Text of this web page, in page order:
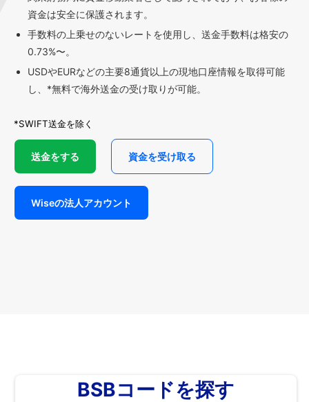
資金は安全に保護されます。
手数料の上乗せのないレートを使用し、送金手数料は格安の
0.73%〜。
USDやEURなどの主要8通貨以上の現地口座情報を取得可能
し、*無料で海外送金の受け取りが可能。
*SWIFT送金を除く
送金をする 資金を受け取る
Wiseの法人アカウント
BSBコードを探す